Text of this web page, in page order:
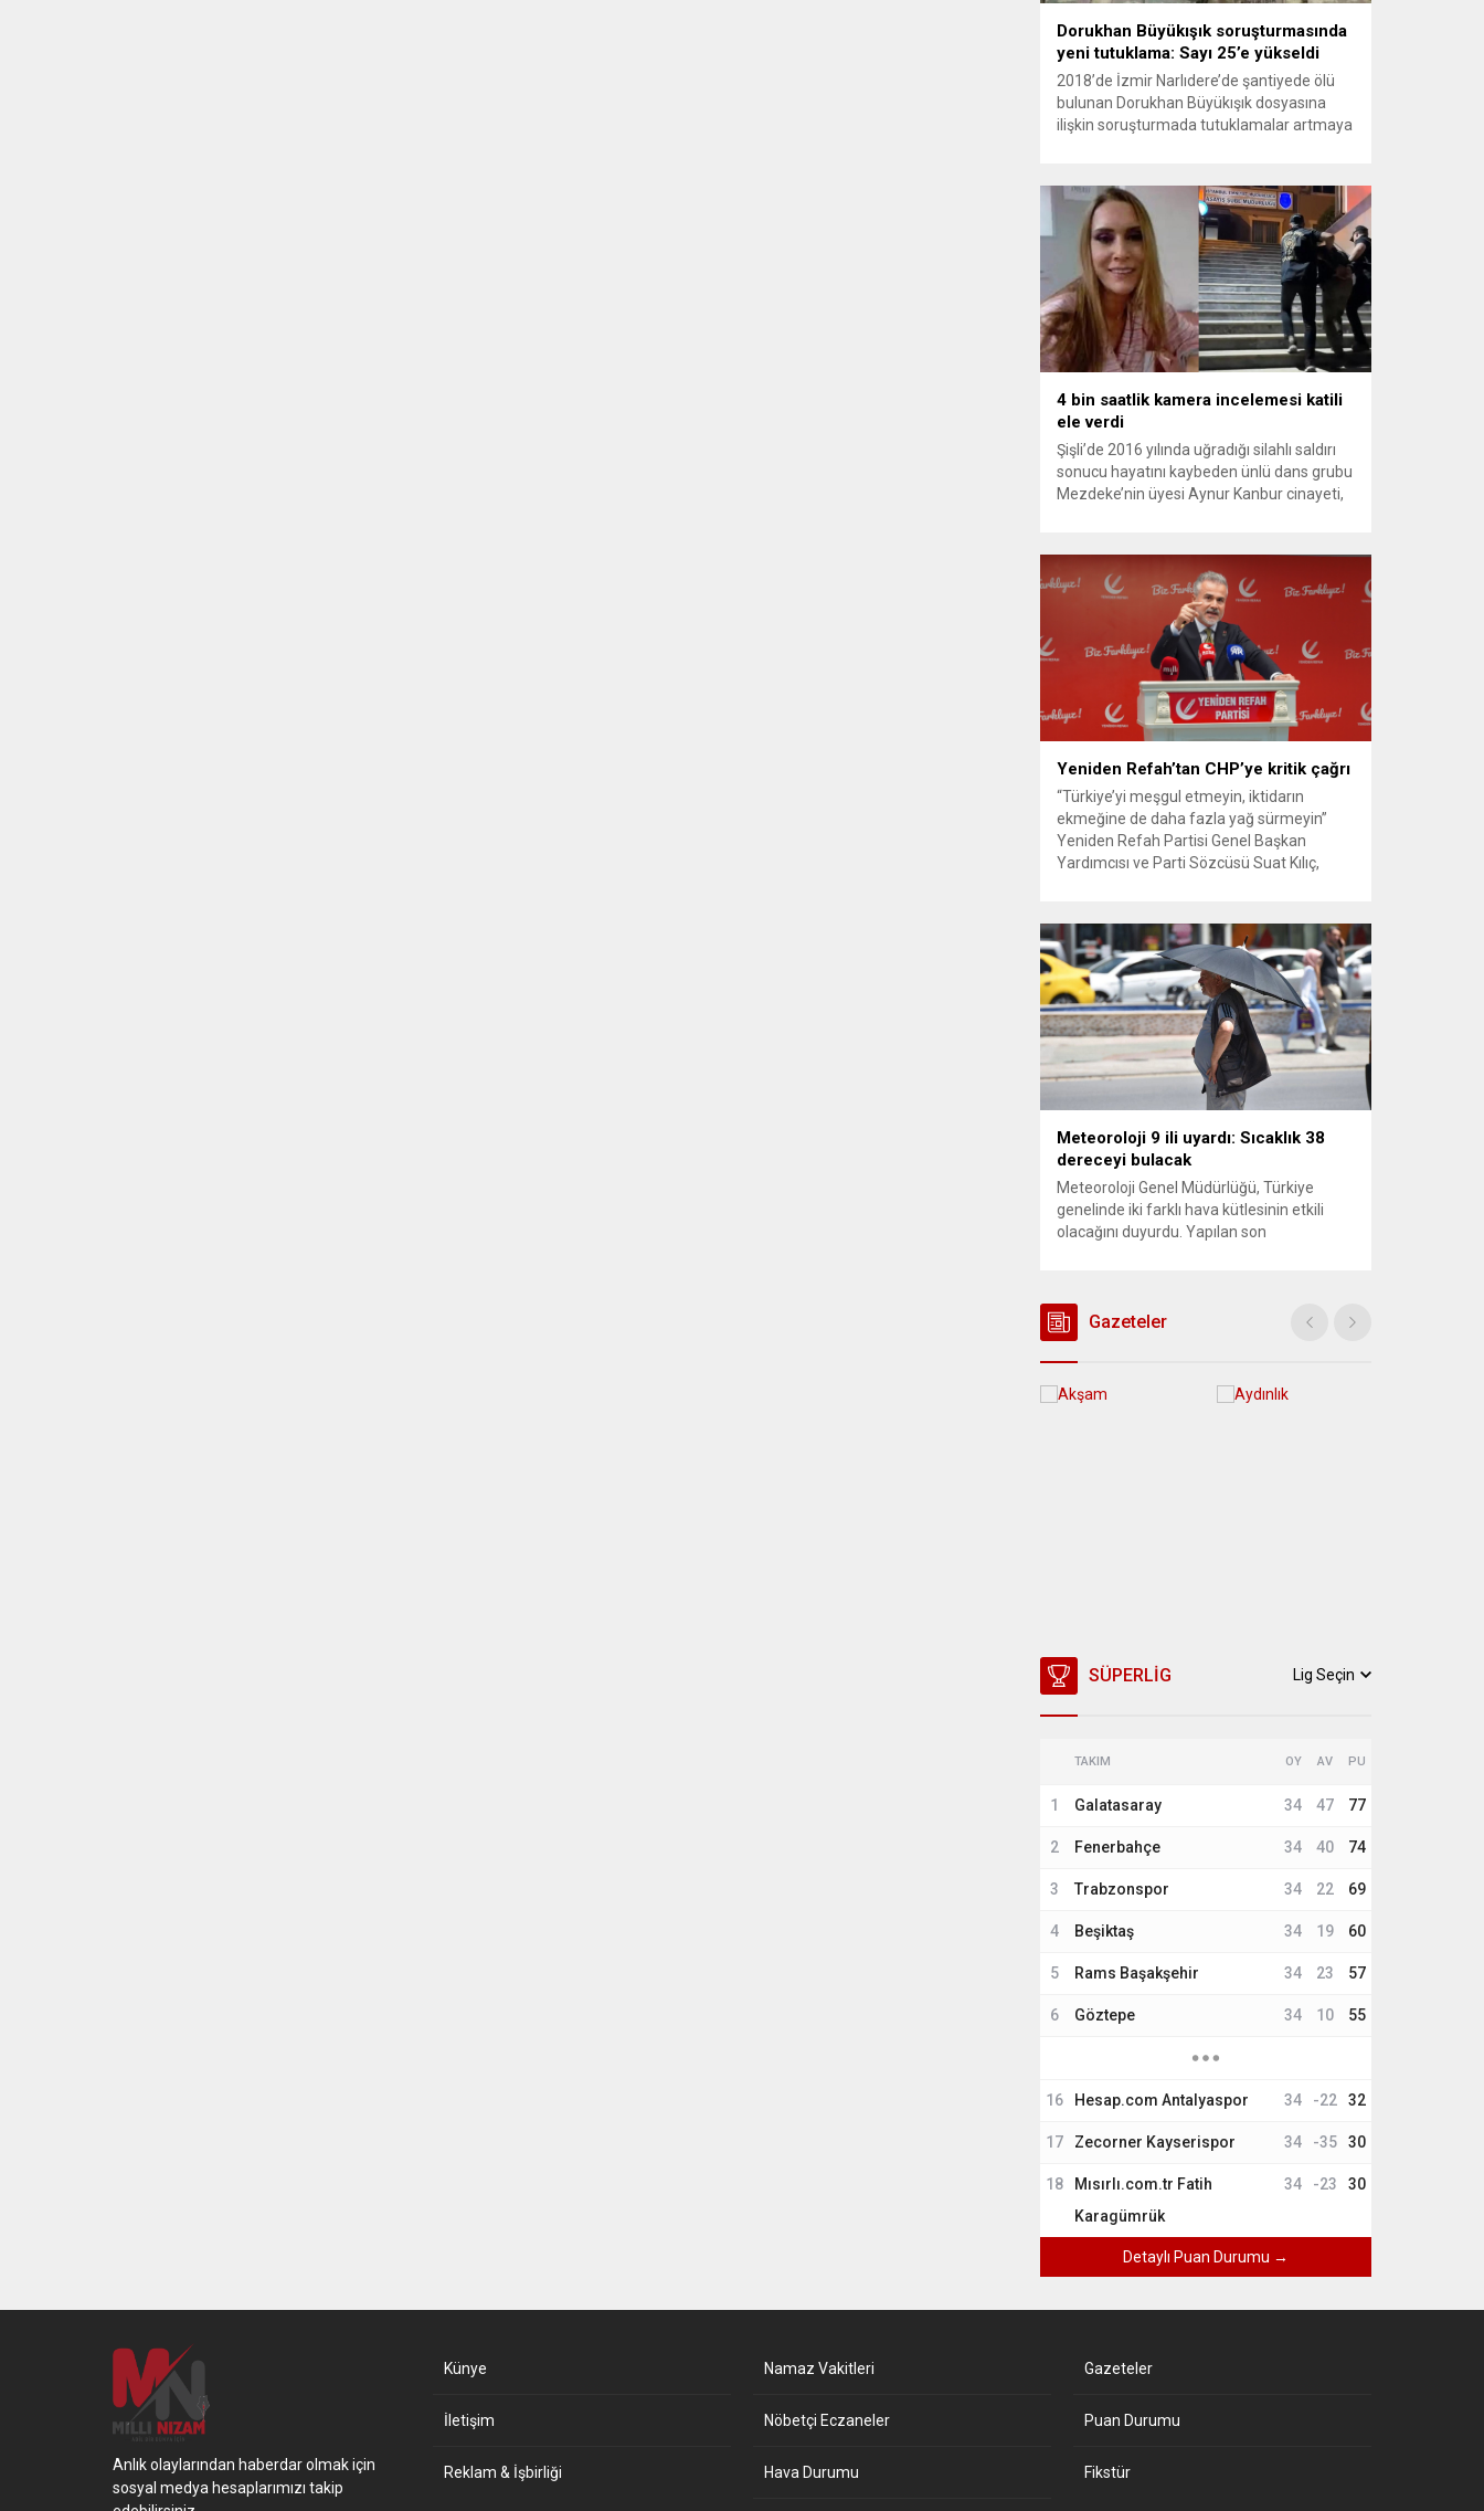
Dorukhan Büyükışık soruşturmasında
yeni tutuklama: Sayı 25’e yükseldi
2018’de İzmir Narlıdere’de şantiyede ölü
bulunan Dorukhan Büyükışık dosyasına
ilişkin soruşturmada tutuklamalar artmaya
tutuklanmasıyla dosyadaki tutuklu sayısı
25’e yükseldi. İzmir’in Narlıdere ilçesinde
2018 yılında şantiyede ölü bulunan
Dorukhan Büyükışık’a ilişkin yeniden açılan
soruşturmada tutuklamalar genişliyor. Son
olarak dönemin...
4 bin saatlik kamera incelemesi katili
ele verdi
Şişli’de 2016 yılında uğradığı silahlı saldırı
sonucu hayatını kaybeden ünlü dans grubu
Mezdeke’nin üyesi Aynur Kanbur cinayeti,
Akbil kaydını inceleyen Cinayet Büro
ekipleri, cinayeti işlediğini itiraf eden
maktulün akrabası Bülent G. ile azmettirici
olduğu öne sürülen 2...
Yeniden Refah’tan CHP’ye kritik çağrı
“Türkiye’yi meşgul etmeyin, iktidarın
ekmeğine de daha fazla yağ sürmeyin”
Yeniden Refah Partisi Genel Başkan
Yardımcısı ve Parti Sözcüsü Suat Kılıç,
muhalefetsiz, ana muhalefet gündemsiz
kalmamalıdır. Bir an önce anlaşın, kurultay
kararı alın, sorunun kaynağı değil, çözümün
adresi olun. Türkiye’yi...
Meteoroloji 9 ili uyardı: Sıcaklık 38
dereceyi bulacak
Meteoroloji Genel Müdürlüğü, Türkiye
genelinde iki farklı hava kütlesinin etkili
olacağını duyurdu. Yapılan son
geçişleri beklenirken; Ege ve Güneydoğu
Anadolu bölgelerindeki 9 ilde ise hava
sıcaklıkları mevsim normallerinin üzerine
çıkarak yaz değerlerine ulaşacak. Ayrıca...
Gazeteler
SÜPERLIG Lig Seçin
TAKIM OY AV PU
1 Galatasaray 34 47 77
2 Fenerbahçe 34 40 74
3 Trabzonspor 34 22 69
4 Beşiktaş 34 19 60
5 Rams Başakşehir 34 23 57
6 Göztepe 34 10 55
16 Hesap.com Antalyaspor 34 -22 32
17 Zecorner Kayserispor 34 -35 30
18
Mısırlı.com.tr Fatih
Karagümrük
34 -23 30
Detaylı Puan Durumu →
Anlık olaylarından haberdar olmak için
sosyal medya hesaplarımızı takip
Künye
İletişim
Reklam & İşbirliği
Namaz Vakitleri
Nöbetçi Eczaneler
Hava Durumu
Gazeteler
Puan Durumu
Fikstür